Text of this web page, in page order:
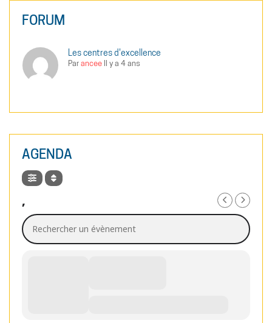
FORUM
Les centres d'excellence
Parancee Il y a 4 ans
AGENDA
,
Rechercher un évènement